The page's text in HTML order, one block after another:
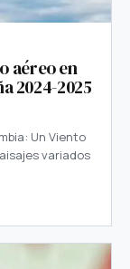
aéreo en
2024-2025
Un Viento
variados